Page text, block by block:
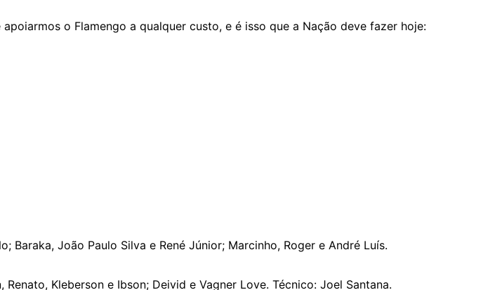
o Flamengo a qualquer custo, e é isso que a Nação deve fazer hoje:
Baraka, João Paulo Silva e René Júnior; Marcinho, Roger e André Luís.
Kleberson e Ibson; Deivid e Vagner Love. Técnico: Joel Santana.